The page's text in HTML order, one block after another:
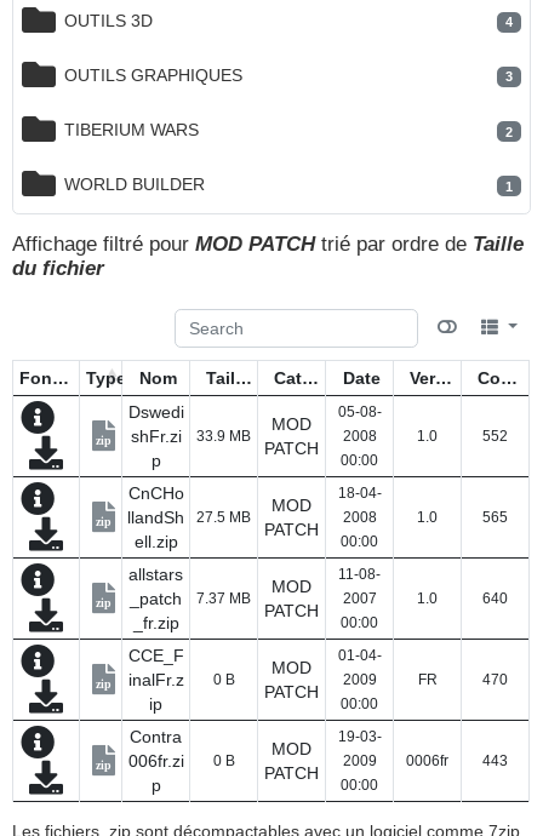
OUTILS 3D 4
OUTILS GRAPHIQUES 3
TIBERIUM WARS 2
WORLD BUILDER 1
Affichage filtré pourMOD PATCHtrié par ordre de Taille
du fichier
Fonctions Type Nom Taille Catégorie Date Version Compteur
zip
Dswedi
shFr.zi
p
33.9 MB
MOD
PATCH
05-08-
2008
00:00
1.0 552
zip
CnCHo
llandSh
ell.zip
27.5 MB
MOD
PATCH
18-04-
2008
00:00
1.0 565
zip
allstars
_patch
_fr.zip
7.37 MB
MOD
PATCH
11-08-
2007
00:00
1.0 640
zip
CCE_F
inalFr.z
ip
0 B
MOD
PATCH
01-04-
2009
00:00
FR 470
zip
Contra
006fr.zi
p
0 B
MOD
PATCH
19-03-
2009
00:00
0006fr 443
Les fichiers .zip sont décompactables avec un logiciel comme 7zip.